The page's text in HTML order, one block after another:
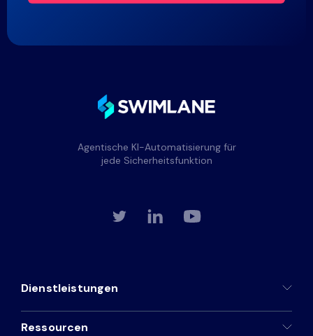
Agentische KI-Automatisierung für
jede Sicherheitsfunktion
Dienstleistungen
Ressourcen